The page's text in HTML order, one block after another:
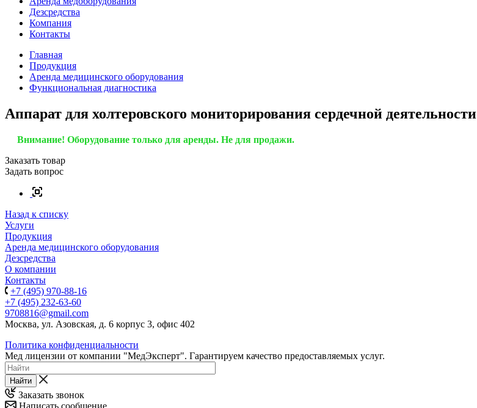
Дезсредства
Компания
Контакты
Главная
Продукция
Аренда медицинского оборудования
Функциональная диагностика
Аппарат для холтеровского мониторирования сердечной деятельности
Внимание! Оборудование только для аренды. Не для продажи.
Заказать товар
Задать вопрос
Назад к списку
Услуги
Продукция
Аренда медицинского оборудования
Дезсредства
О компании
Контакты
+7 (495) 970-88-16
+7 (495) 232-63-60
9708816@gmail.com
Москва, ул. Азовская, д. 6 корпус 3, офис 402
Политика конфиденциальности
Мед лицензии от компании "МедЭксперт". Гарантируем качество предоставляемых услуг.
Найти
Заказать звонок
Написать сообщение